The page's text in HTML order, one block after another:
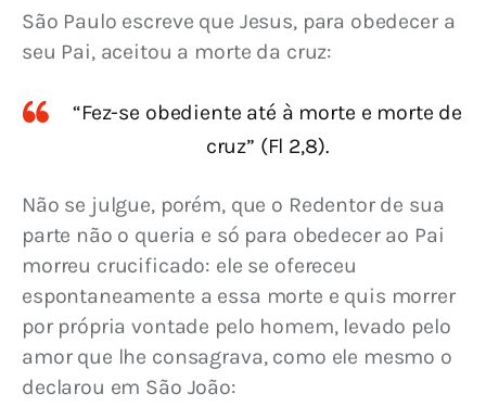
São Paulo escreve que Jesus, para obedecer a
seu Pai, aceitou a morte da cruz:
“Fez-se obediente até à morte e morte de
cruz” (Fl 2,8).
Não se julgue, porém, que o Redentor de sua
parte não o queria e só para obedecer ao Pai
morreu crucificado: ele se ofereceu
espontaneamente a essa morte e quis morrer
por própria vontade pelo homem, levado pelo
amor que lhe consagrava, como ele mesmo o
declarou em São João: